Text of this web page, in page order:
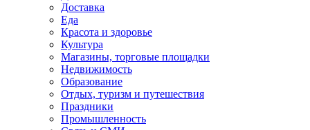
Доставка
Еда
Красота и здоровье
Культура
Магазины, торговые площадки
Недвижимость
Образование
Отдых, туризм и путешествия
Праздники
Промышленность